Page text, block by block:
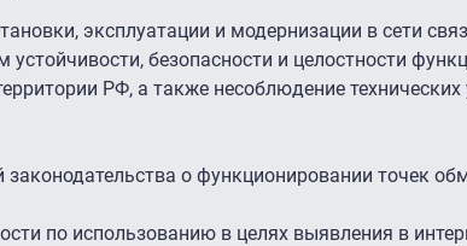
эксплуатации и модернизации в сети
устойчивости, безопасности и целостности
РФ, а также несоблюдение
о функционировании точек
по использованию в целях выявления в